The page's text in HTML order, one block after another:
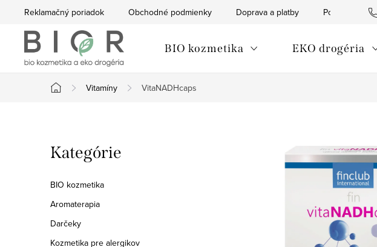
Reklamačný poriadok Obchodné podmienky Doprava a platby Podmienky
BIO kozmetika EKO drogéria
Domov
Vitamíny VitaNADHcaps
o
č
n
ý
Preskočiť
kategórie
Kategórie
BIO kozmetika
Aromaterapia
Darčeky
Kozmetika pre alergikov